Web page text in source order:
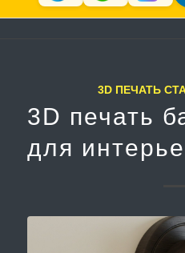
3D ПЕЧАТЬ
3D печать
для